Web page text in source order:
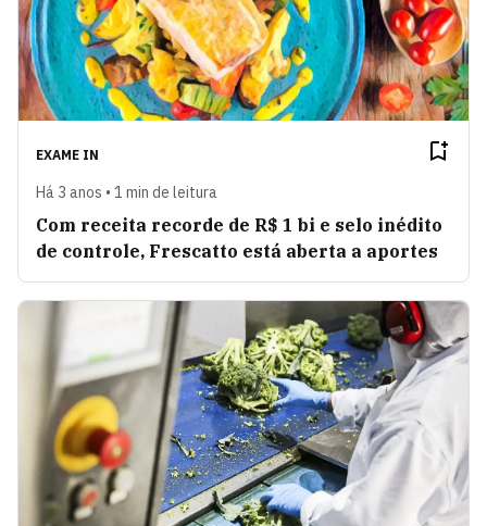
EXAME IN
Há 3 anos • 1 min de leitura
Com receita recorde de R$ 1 bi e selo inédito
de controle, Frescatto está aberta a aportes